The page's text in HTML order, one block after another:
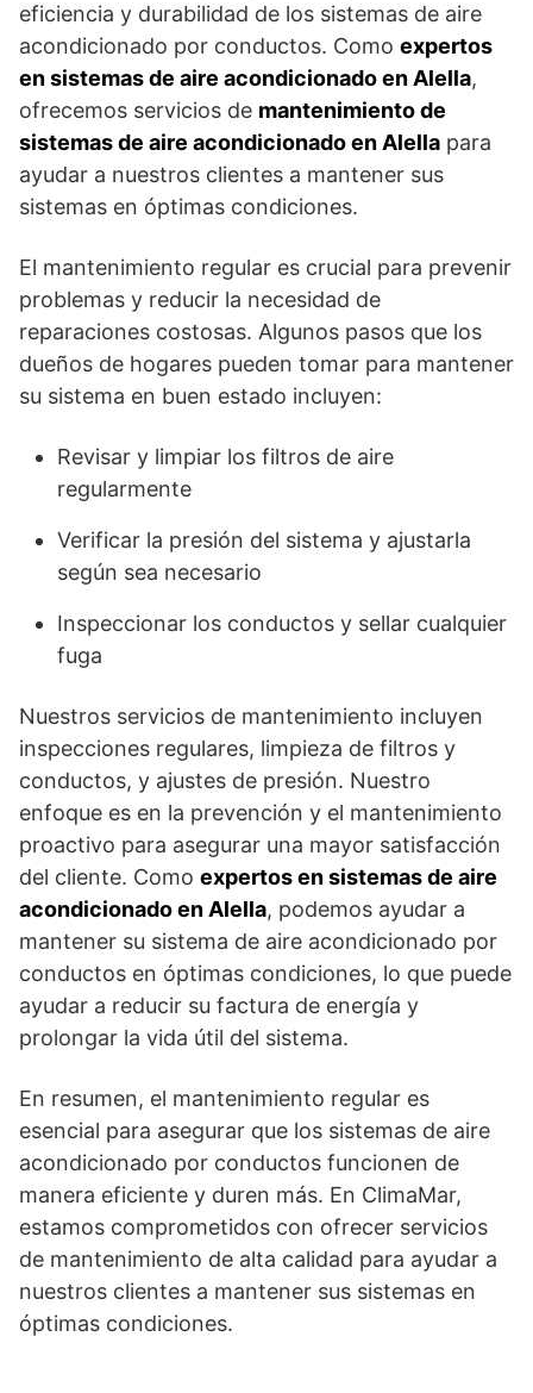
eficiencia y durabilidad de los sistemas de aire
acondicionado por conductos. Como expertos
en sistemas de aire acondicionado en Alella,
ofrecemos servicios de mantenimiento de
sistemas de aire acondicionado en Alella para
ayudar a nuestros clientes a mantener sus
sistemas en óptimas condiciones.
El mantenimiento regular es crucial para prevenir
problemas y reducir la necesidad de
reparaciones costosas. Algunos pasos que los
dueños de hogares pueden tomar para mantener
su sistema en buen estado incluyen:
Revisar y limpiar los filtros de aire
regularmente
Verificar la presión del sistema y ajustarla
según sea necesario
Inspeccionar los conductos y sellar cualquier
fuga
Nuestros servicios de mantenimiento incluyen
inspecciones regulares, limpieza de filtros y
conductos, y ajustes de presión. Nuestro
enfoque es en la prevención y el mantenimiento
proactivo para asegurar una mayor satisfacción
del cliente. Como expertos en sistemas de aire
acondicionado en Alella, podemos ayudar a
mantener su sistema de aire acondicionado por
conductos en óptimas condiciones, lo que puede
ayudar a reducir su factura de energía y
prolongar la vida útil del sistema.
En resumen, el mantenimiento regular es
esencial para asegurar que los sistemas de aire
acondicionado por conductos funcionen de
manera eficiente y duren más. En ClimaMar,
estamos comprometidos con ofrecer servicios
de mantenimiento de alta calidad para ayudar a
nuestros clientes a mantener sus sistemas en
óptimas condiciones.